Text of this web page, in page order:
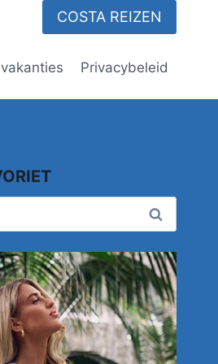
COSTA REIZEN
Privacybeleid